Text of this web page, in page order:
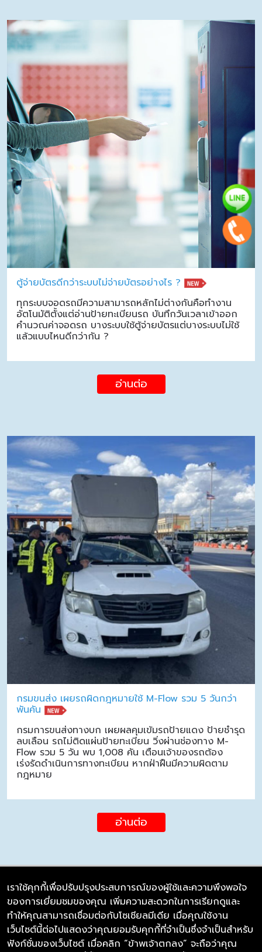
ตู้จ่ายบัตรดีกว่าระบบไม่จ่ายบัตรอย่างไร ?
ทุกระบบจอดรถมีความสามารถหลักไม่ต่างกันคือทำงาน
อัตโนมัติตั้งแต่อ่านป้ายทะเบียนรถ บันทึกวันเวลาเข้าออก
คำนวณค่าจอดรถ บางระบบใช้ตู้จ่ายบัตรแต่บางระบบไม่ใช้
แล้วแบบไหนดีกว่ากัน ?
อ่านต่อ
กรมขนส่ง เผยรถผิดกฎหมายใช้ M-Flow รวม 5 วันกว่า
พันคัน
กรมการขนส่งทางบก เผยผลคุมเข้มรถป้ายแดง ป้ายชำรุด
ลบเลือน รถไม่ติดแผ่นป้ายทะเบียน วิ่งผ่านช่องทาง M-
Flow รวม 5 วัน พบ 1,008 คัน เตือนเจ้าของรถต้อง
เร่งรัดดำเนินการทางทะเบียน หากฝ่าฝืนมีความผิดตาม
กฎหมาย
อ่านต่อ
บริษัท ซิมลิงค์ จำกัด
98/226 Bangrakyai-Baanmai Road,
Bangyai, Nonthaburi 11140
เราใช้คุกกี้เพื่อปรับปรุงประสบการณ์ของผู้ใช้และความพึงพอใจ
ของการเยี่ยมชมของคุณ เพิ่มความสะดวกในการเรียกดูและ
ทำให้คุณสามารถเชื่อมต่อกับโซเชียลมีเดีย เมื่อคุณใช้งาน
เว็บไซต์นี้ต่อไปแสดงว่าคุณยอมรับคุกกี้ที่จำเป็นซึ่งจำเป็นสำหรับ
ฟังก์ชั่นของเว็บไซต์ เมื่อคลิก “ข้าพเจ้าตกลง” จะถือว่าคุณ